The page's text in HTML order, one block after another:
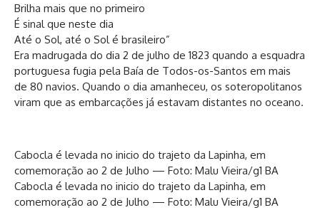
Brilha mais que no primeiro
É sinal que neste dia
Até o Sol, até o Sol é brasileiro”
Era madrugada do dia 2 de julho de 1823 quando a esquadra
portuguesa fugia pela Baía de Todos-os-Santos em mais
de 80 navios. Quando o dia amanheceu, os soteropolitanos
viram que as embarcações já estavam distantes no oceano.
Cabocla é levada no inicio do trajeto da Lapinha, em
comemoração ao 2 de Julho — Foto: Malu Vieira/g1 BA
Cabocla é levada no inicio do trajeto da Lapinha, em
comemoração ao 2 de Julho — Foto: Malu Vieira/g1 BA